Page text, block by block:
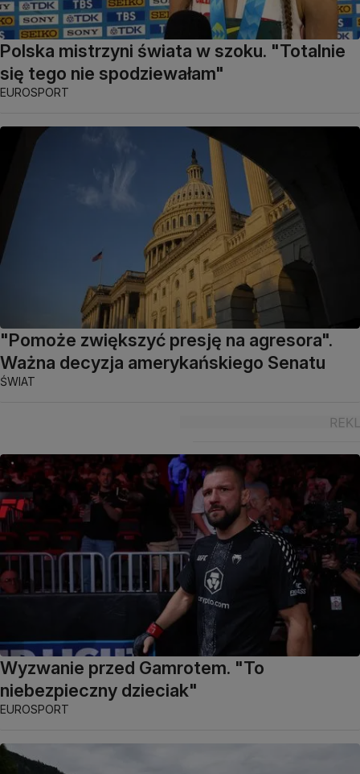
Polska mistrzyni świata w szoku. "Totalnie
się tego nie spodziewałam"
EUROSPORT
"Pomoże zwiększyć presję na agresora".
Ważna decyzja amerykańskiego Senatu
ŚWIAT
Wyzwanie przed Gamrotem. "To
niebezpieczny dzieciak"
EUROSPORT